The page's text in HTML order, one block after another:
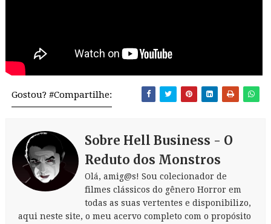
Gostou? #Compartilhe:
Sobre Hell Business - O
Reduto dos Monstros
Olá, amig@s! Sou colecionador de
filmes clássicos do gênero Horror em
todas as suas vertentes e disponibilizo,
aqui neste site, o meu acervo completo com o propósito